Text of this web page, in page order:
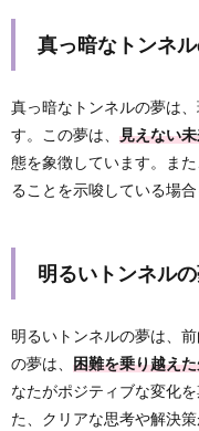
真っ暗なトンネ
真っ暗なトンネルの夢は
す。この夢は、 見えない
態を象徴しています。ま
ることを示唆している場合
明るいトンネル
明るいトンネルの夢は、
の夢は、 困難を乗り越え
なたがポジティブな変化
た、クリアな思考や解決